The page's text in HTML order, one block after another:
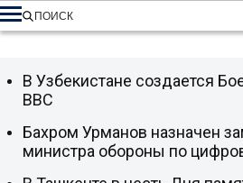
ПОИСК
В Узбекистане создается
ВВС
Бахром Урманов назначен
министра обороны по